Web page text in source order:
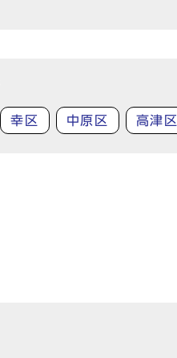
幸区 中原区 高津区